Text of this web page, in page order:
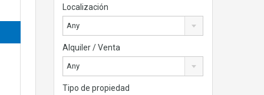
Localización
Any
Alquiler / Venta
Any
Tipo de propiedad